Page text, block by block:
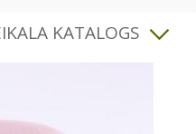
KATALOGS